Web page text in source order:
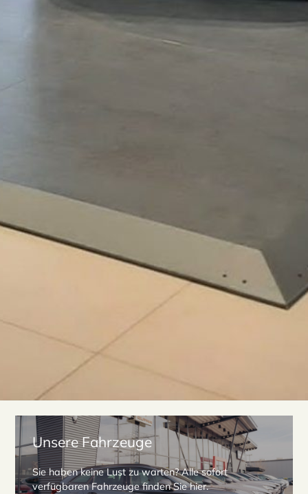
Unsere Fahrzeuge
Sie haben keine Lust zu warten? Alle sofort
verfügbaren Fahrzeuge finden Sie hier.